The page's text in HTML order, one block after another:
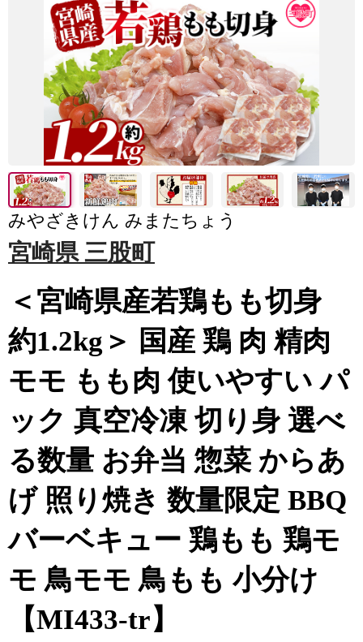
みやざきけん みまたちょう
宮崎県 三股町
＜宮崎県産若鶏もも切身
約1.2kg＞ 国産 鶏 肉 精肉
モモ もも肉 使いやすい パ
ック 真空冷凍 切り身 選べ
る数量 お弁当 惣菜 からあ
げ 照り焼き 数量限定 BBQ
バーベキュー 鶏もも 鶏モ
モ 鳥モモ 鳥もも 小分け
【MI433-tr】